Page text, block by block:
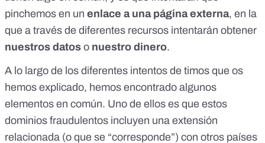
pinchemos en un enlace a una página externa, en la
que a través de diferentes recursos intentarán obtener
nuestros datos o nuestro dinero.
A lo largo de los diferentes intentos de timos que os
hemos explicado, hemos encontrado algunos
elementos en común. Uno de ellos es que estos
dominios fraudulentos incluyen una extensión
relacionada (o que se “corresponde”) con otros países